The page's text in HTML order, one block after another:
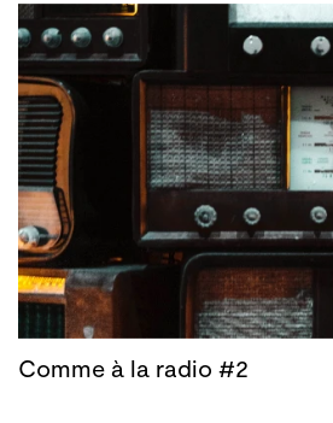
Comme à la radio #2